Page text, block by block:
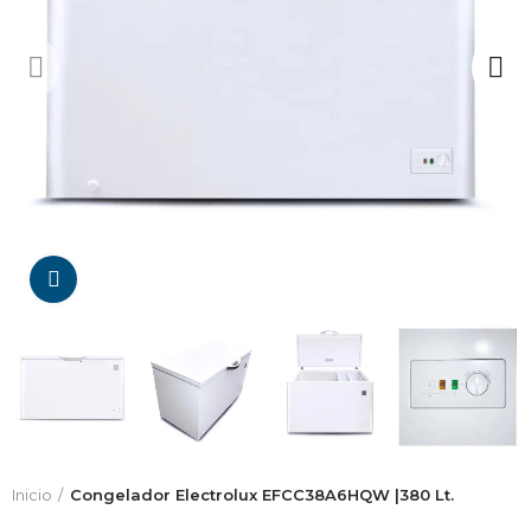
Inicio Congelador Electrolux EFCC38A6HQW |380 Lt.